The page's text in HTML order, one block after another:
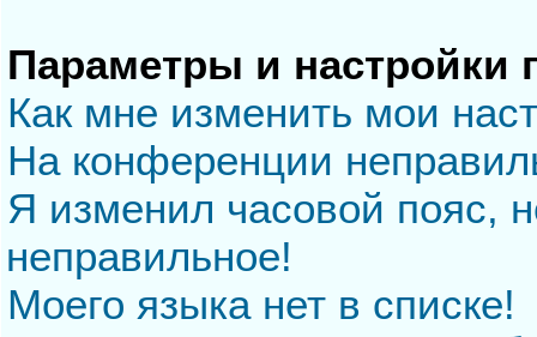
Параметры и настройки
Как мне изменить мои
На конференции
Я изменил часовой пояс,
неправильное!
Моего языка нет в списке!